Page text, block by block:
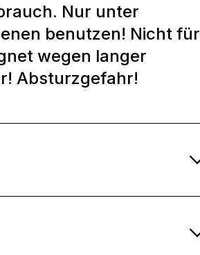
Nur unter
benutzen! Nicht für
wegen langer
Absturzgefahr!